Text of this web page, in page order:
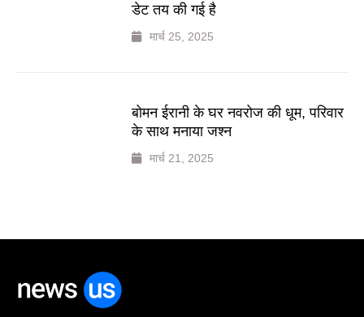
डेट तय की गई है
मार्च 25, 2025
बोमन ईरानी के घर नवरोज की धूम, परिवार
के साथ मनाया जश्न
मार्च 21, 2025